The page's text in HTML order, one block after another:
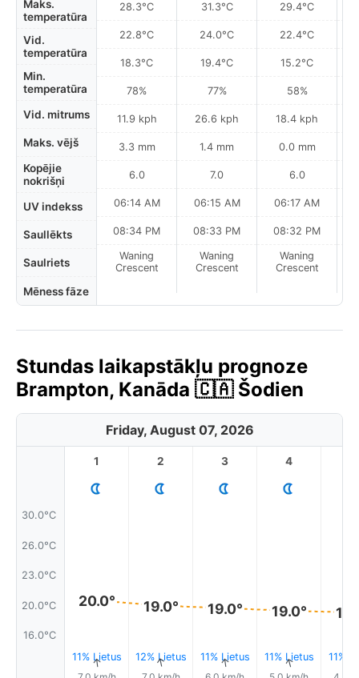
Maks.
temperatūra
Vid.
temperatūra
Min.
temperatūra
Vid. mitrums
Maks. vējš
Kopējie
nokrišņi
UV indekss
Saullēkts
Saulriets
Mēness fāze
28.3°C
22.8°C
18.3°C
78%
11.9 kph
3.3 mm
6.0
06:14 AM
08:34 PM
Waning
Crescent
31.3°C
24.0°C
19.4°C
77%
26.6 kph
1.4 mm
7.0
06:15 AM
08:33 PM
Waning
Crescent
29.4°C
22.4°C
15.2°C
58%
18.4 kph
0.0 mm
6.0
06:17 AM
08:32 PM
Waning
Crescent
Stundas laikapstākļu prognoze
Brampton, Kanāda 🇨🇦 Šodien
Friday, August 07, 2026
30.0°C
26.0°C
23.0°C
20.0°C
16.0°C
1
20.0°
11% Lietus
↑
2
19.0°
12% Lietus
↑
3
19.0°
11% Lietus
↑
4
19.0°
11% Lietus
↑ 11%